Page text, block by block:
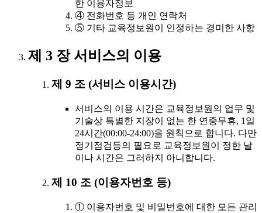
한 이용자정보
④ 전화번호 등 개인 연락처
⑤ 기타 교육정보원이 인정하는 경미한 사항
제 3 장 서비스의 이용
제 9 조 (서비스 이용시간)
서비스의 이용 시간은 교육정보원의 업무 및
기술상 특별한 지장이 없는 한 연중무휴, 1일
24시간(00:00-24:00)을 원칙으로 합니다. 다만
정기점검등의 필요로 교육정보원이 정한 날
이나 시간은 그러하지 아니합니다.
제 10 조 (이용자번호 등)
① 이용자번호 및 비밀번호에 대한 모든 관리